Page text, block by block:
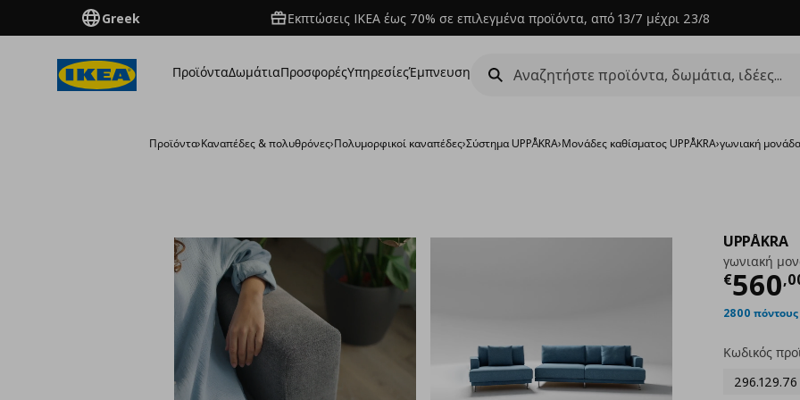
Greek Εκπτώσεις IKEA έως 70% σε επιλεγμένα προϊόντα, από 13/7 μέχρι 23/8
ΠροϊόνταΔωμάτιαΠροσφορέςΥπηρεσίεςΈμπνευση
Προϊόντα›Καναπέδες & πολυθρόνες›Πολυμορφικοί καναπέδες›Σύστημα UPPÅKRA›Μονάδες καθίσματος UPPÅKRA›γωνιακή
UPPÅKRA
γωνιακή
€560,
2800
Κωδικός
296.129.76